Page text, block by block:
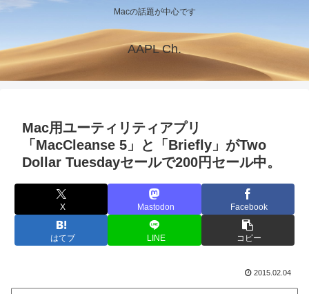
Macの話題が中心です
AAPL Ch.
Mac用ユーティリティアプリ
「MacCleanse 5」と「Briefly」がTwo
Dollar Tuesdayセールで200円セール中。
X Mastodon Facebook
はてブ LINE コピー
2015.02.04